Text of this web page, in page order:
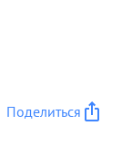
Поделиться